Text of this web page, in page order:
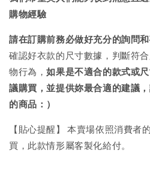
購物經驗
請在訂購前務必做好充分的詢問
確認好衣款的尺寸數據，判斷符
物行為，如果是不適合的款式或
議購買，並提供妳最合適的建議
的商品：）
【貼心提醒】 本賣場依照消費者
買，此款情形屬客製化給付。